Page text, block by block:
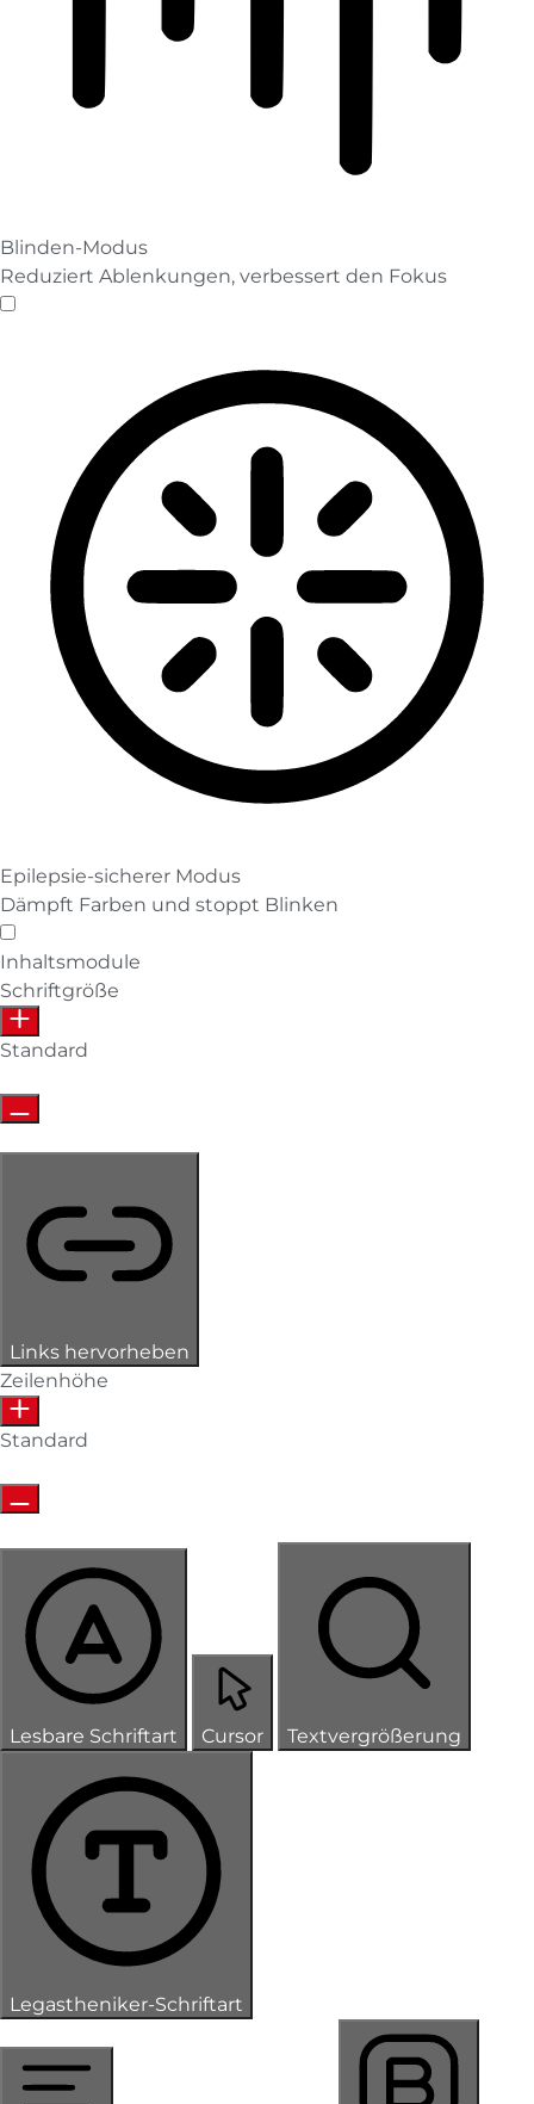
Blinden-Modus
Reduziert Ablenkungen, verbessert den Fokus
Blinden-Modus
Epilepsie-sicherer Modus
Dämpft Farben und stoppt Blinken
Epilepsie-sicherer Modus
Inhaltsmodule
Schriftgröße
Standard
Links hervorheben
Zeilenhöhe
Standard
Lesbare Schriftart Cursor Textvergrößerung
Legastheniker-Schriftart